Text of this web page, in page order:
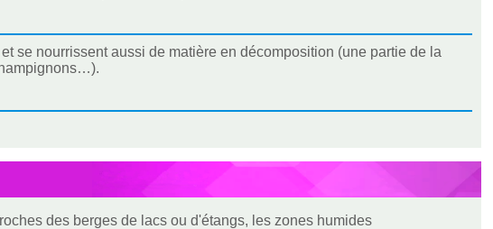
se nourrissent aussi de matière en décomposition (une partie de la
des berges de lacs ou d'étangs, les zones humides